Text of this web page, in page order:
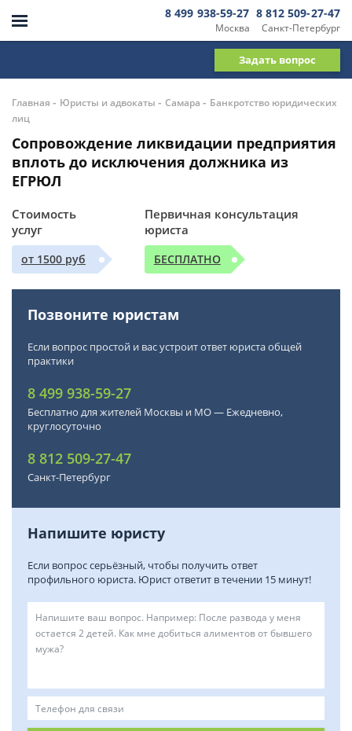
Москва
8 499 938-59-27
Санкт-Петербург
8 812 509-27-47
Задать вопрос
Главная - Юристы и адвокаты - Самара - Банкротство юридических
лиц
Сопровождение ликвидации предприятия
вплоть до исключения должника из
ЕГРЮЛ
Стоимость
услуг
от 1500 руб
Первичная консультация
юриста
БЕСПЛАТНО
Позвоните юристам
Если вопрос простой и вас устроит ответ юриста общей
практики
8 499 938-59-27
Бесплатно для жителей Москвы и МО — Ежедневно,
круглосуточно
8 812 509-27-47
Санкт-Петербург
Напишите юристу
Если вопрос серьёзный, чтобы получить ответ
профильного юриста. Юрист ответит в течении 15 минут!